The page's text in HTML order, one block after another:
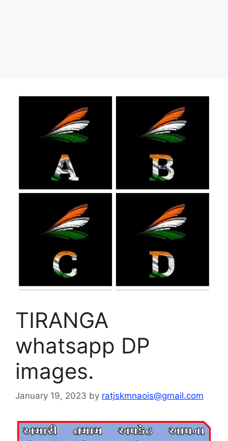
TIRANGA
whatsapp DP
images.
January 19, 2023 by ratjskmnaois@gmail.com